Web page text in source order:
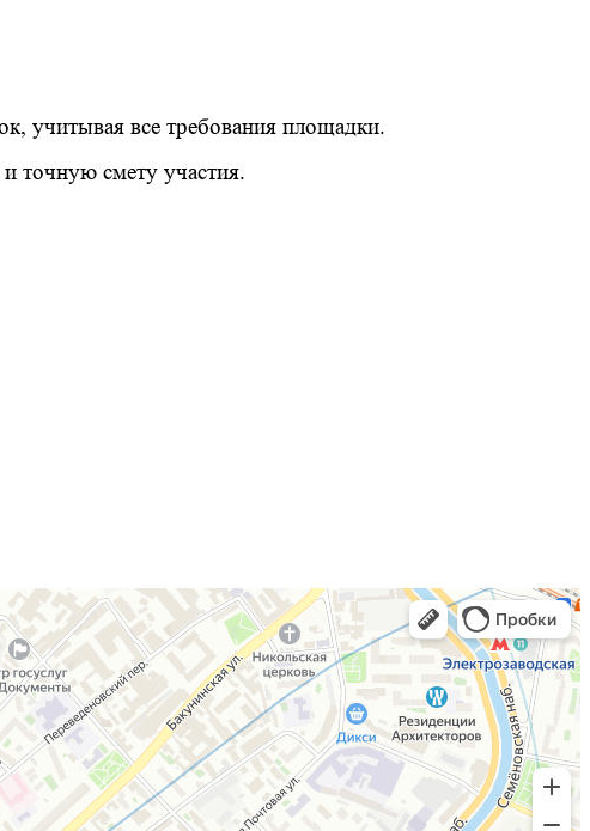
учитывая все требования площадки.
точную смету участия.